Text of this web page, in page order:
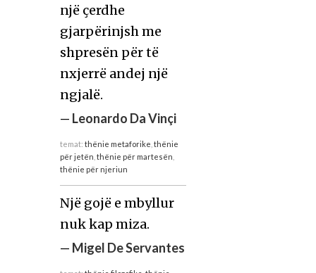
një çerdhe
gjarpërinjsh me
shpresën për të
nxjerrë andej një
ngjalë.
— Leonardo Da Vinçi
temat: thënie metaforike thënie
për jetën thënie për martesën
thënie për njeriun
Një gojë e mbyllur
nuk kap miza.
— Migel De Servantes